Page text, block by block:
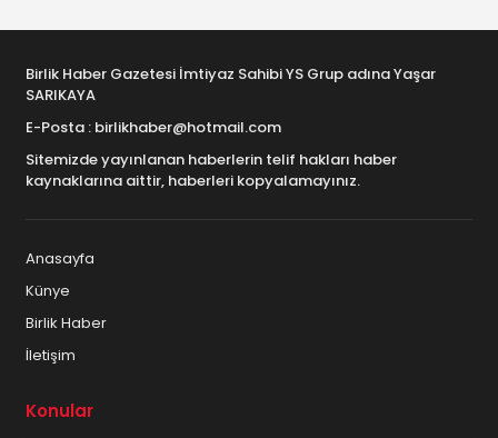
Birlik Haber Gazetesi İmtiyaz Sahibi YS Grup adına Yaşar
SARIKAYA
E-Posta : birlikhaber@hotmail.com
Sitemizde yayınlanan haberlerin telif hakları haber
kaynaklarına aittir, haberleri kopyalamayınız.
Anasayfa
Künye
Birlik Haber
İletişim
Konular